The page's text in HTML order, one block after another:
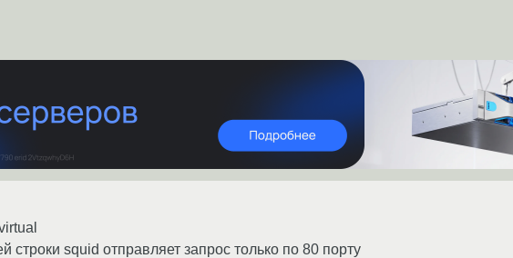
строки squid отправляет запрос только по 80 порту